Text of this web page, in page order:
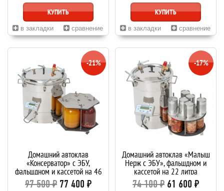
КУПИТЬ
в закладки сравнение
КУПИТЬ
в закладки сравнение
Домашний автоклав
«Консерватор» с ЭБУ,
фальшдном и кассетой на 46
литров
97 500 ₽ 77 400 ₽
-21%
Домашний автоклав «Малыш
Нерж с ЭБУ», фальшдном и
кассетой на 22 литра
74 100 ₽ 61 600 ₽
-17%